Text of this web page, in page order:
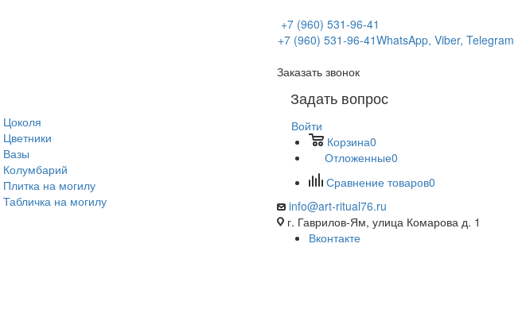
Цоколя
Цветники
Вазы
Колумбарий
Плитка на могилу
Табличка на могилу
+7 (960) 531-96-41
+7 (960) 531-96-41WhatsApp, Viber, Telegram
Заказать звонок
Задать вопрос
Войти
Корзина0
Отложенные0
Сравнение товаров0
info@art-ritual76.ru
г. Гаврилов-Ям, улица Комарова д. 1
Вконтакте